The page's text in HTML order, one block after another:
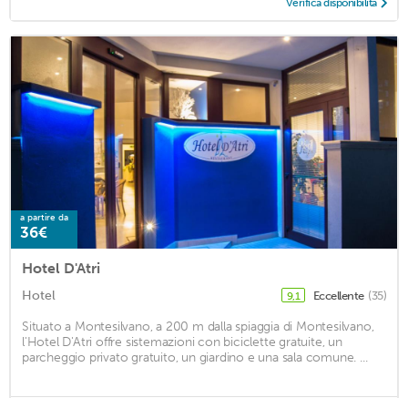
Verifica disponibilità
a partire da
36€
Hotel D'Atri
Hotel 9,1 Eccellente (35)
Situato a Montesilvano, a 200 m dalla spiaggia di Montesilvano,
l'Hotel D'Atri offre sistemazioni con biciclette gratuite, un
parcheggio privato gratuito, un giardino e una sala comune. ...